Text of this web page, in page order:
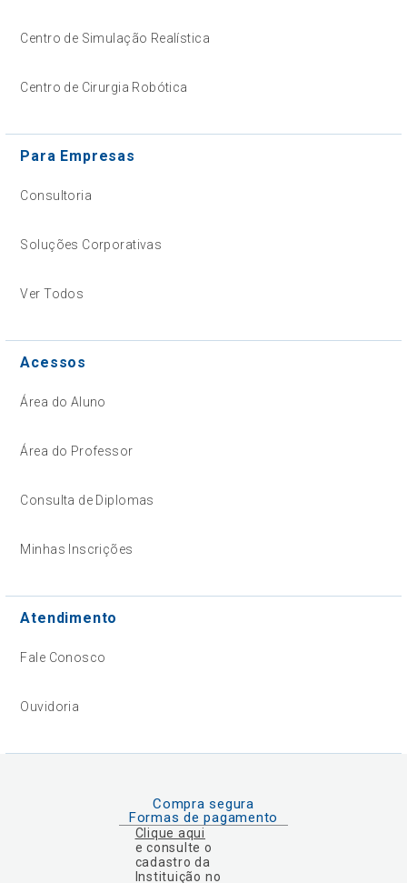
Centro de Simulação Realística
Centro de Cirurgia Robótica
Para Empresas
Consultoria
Soluções Corporativas
Ver Todos
Acessos
Área do Aluno
Área do Professor
Consulta de Diplomas
Minhas Inscrições
Atendimento
Fale Conosco
Ouvidoria
Compra segura
Formas de pagamento
Clique aqui
e consulte o
cadastro da
Instituição no